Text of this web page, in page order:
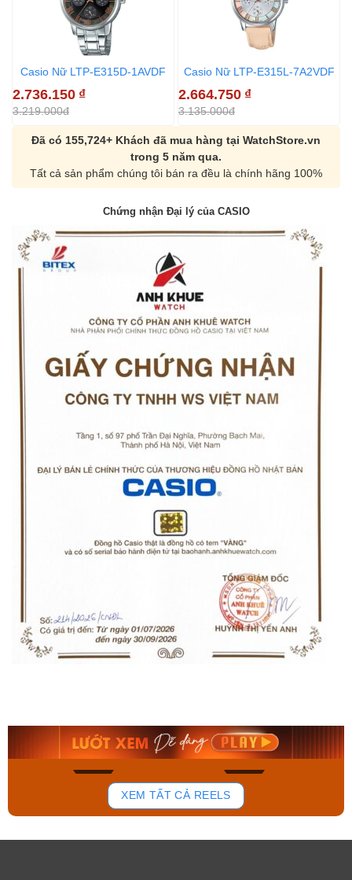
Casio Nữ LTP-E315D-1AVDF
2.736.150 ₫
3.219.000đ
Casio Nữ LTP-E315L-7A2VDF
2.664.750 ₫
3.135.000đ
Đã có 155,724+ Khách đã mua hàng tại WatchStore.vn
trong 5 năm qua.
Tất cả sản phẩm chúng tôi bán ra đều là chính hãng 100%
Chứng nhận Đại lý của CASIO
136
Mua ngay Mua ngay
XEM TẤT CẢ REELS